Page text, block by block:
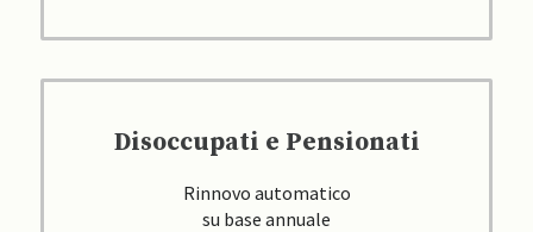
Disoccupati e Pensionati
Rinnovo automatico
su base annuale